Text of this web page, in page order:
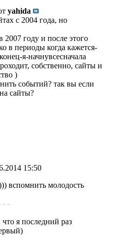
yahida
с 2004 года, но
году и после этого
в периоды когда кажется-
я-начнувсесначала
собственно, сайты и
)
событий? так вы если
сайты?
15:50
вспомнить молодость
- -
что я последний раз